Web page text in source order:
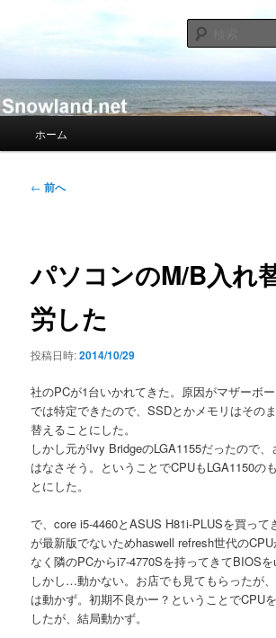
ン
テ
Nacky – Snowland.net
ホーム
投
ー
ョ
ン
← 前へ
パソコンのM/B入れ
労した
投稿日時:2014/10/29
社のPCが1台いかれてきた。原因がマザーボ
では特定できたので、SSDとかメモリはその
替えることにした。
しかし元がIvy BridgeのLGA1155だったので
はなさそう。ということでCPUもLGA1150の
とにした。
で、core i5-4460とASUS H81i-PLUSを買って
が最新版でないためhaswell refresh世代の
なく隣のPCからi7-4770Sを持ってきてBIOSを
しかし…動かない。お店でも見てもらったが
は動かず。初期不良かー？ということでCPU
したが、結局動かず。